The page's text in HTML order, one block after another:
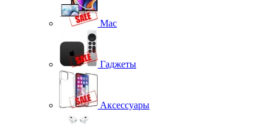
Mac
Гаджеты
Аксессуары